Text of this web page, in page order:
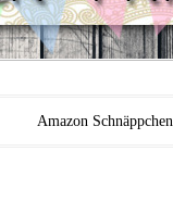
Amazon Schnäppchen